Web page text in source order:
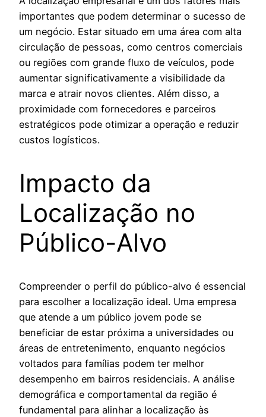
importantes que podem determinar o sucesso de
um negócio. Estar situado em uma área com alta
circulação de pessoas, como centros comerciais
ou regiões com grande fluxo de veículos, pode
aumentar significativamente a visibilidade da
marca e atrair novos clientes. Além disso, a
proximidade com fornecedores e parceiros
estratégicos pode otimizar a operação e reduzir
custos logísticos.
Impacto da
Localização no
Público-Alvo
Compreender o perfil do público-alvo é essencial
para escolher a localização ideal. Uma empresa
que atende a um público jovem pode se
beneficiar de estar próxima a universidades ou
áreas de entretenimento, enquanto negócios
voltados para famílias podem ter melhor
desempenho em bairros residenciais. A análise
demográfica e comportamental da região é
fundamental para alinhar a localização às